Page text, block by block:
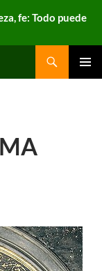
fe: Todo puede